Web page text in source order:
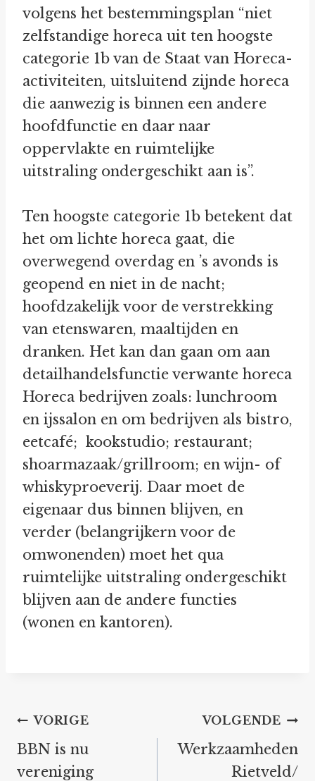
volgens het bestemmingsplan “niet
zelfstandige horeca uit ten hoogste
categorie 1b van de Staat van Horeca-
activiteiten, uitsluitend zijnde horeca
die aanwezig is binnen een andere
hoofdfunctie en daar naar
oppervlakte en ruimtelijke
uitstraling ondergeschikt aan is”.
Ten hoogste categorie 1b betekent dat
het om lichte horeca gaat, die
overwegend overdag en ’s avonds is
geopend en niet in de nacht;
hoofdzakelijk voor de verstrekking
van etenswaren, maaltijden en
dranken. Het kan dan gaan om aan
detailhandelsfunctie verwante horeca
Horeca bedrijven zoals: lunchroom
en ijssalon en om bedrijven als bistro,
eetcafé; kookstudio; restaurant;
shoarmazaak/grillroom; en wijn- of
whiskyproeverij. Daar moet de
eigenaar dus binnen blijven, en
verder (belangrijkern voor de
omwonenden) moet het qua
ruimtelijke uitstraling ondergeschikt
blijven aan de andere functies
(wonen en kantoren).
Bericht
navigatie
VORIGE
BBN is nu
vereniging
VOLGENDE
Werkzaamheden
Rietveld/